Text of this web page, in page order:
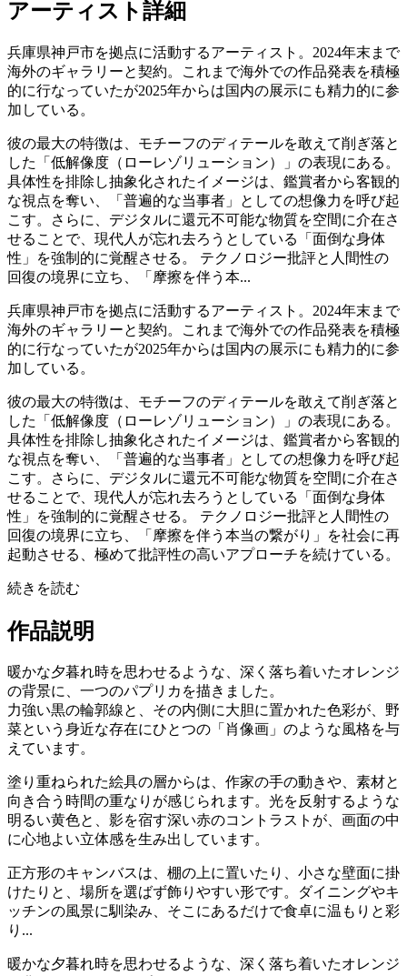
アーティスト詳細
兵庫県神戸市を拠点に活動するアーティスト。2024年末まで
海外のギャラリーと契約。これまで海外での作品発表を積極
的に行なっていたが2025年からは国内の展示にも精力的に参
加している。
彼の最大の特徴は、モチーフのディテールを敢えて削ぎ落と
した「低解像度（ローレゾリューション）」の表現にある。
具体性を排除し抽象化されたイメージは、鑑賞者から客観的
な視点を奪い、「普遍的な当事者」としての想像力を呼び起
こす。さらに、デジタルに還元不可能な物質を空間に介在さ
せることで、現代人が忘れ去ろうとしている「面倒な身体
性」を強制的に覚醒させる。 テクノロジー批評と人間性の
回復の境界に立ち、「摩擦を伴う本...
兵庫県神戸市を拠点に活動するアーティスト。2024年末まで
海外のギャラリーと契約。これまで海外での作品発表を積極
的に行なっていたが2025年からは国内の展示にも精力的に参
加している。
彼の最大の特徴は、モチーフのディテールを敢えて削ぎ落と
した「低解像度（ローレゾリューション）」の表現にある。
具体性を排除し抽象化されたイメージは、鑑賞者から客観的
な視点を奪い、「普遍的な当事者」としての想像力を呼び起
こす。さらに、デジタルに還元不可能な物質を空間に介在さ
せることで、現代人が忘れ去ろうとしている「面倒な身体
性」を強制的に覚醒させる。 テクノロジー批評と人間性の
回復の境界に立ち、「摩擦を伴う本当の繋がり」を社会に再
起動させる、極めて批評性の高いアプローチを続けている。
続きを読む
作品説明
暖かな夕暮れ時を思わせるような、深く落ち着いたオレンジ
の背景に、一つのパプリカを描きました。
力強い黒の輪郭線と、その内側に大胆に置かれた色彩が、野
菜という身近な存在にひとつの「肖像画」のような風格を与
えています。
塗り重ねられた絵具の層からは、作家の手の動きや、素材と
向き合う時間の重なりが感じられます。光を反射するような
明るい黄色と、影を宿す深い赤のコントラストが、画面の中
に心地よい立体感を生み出しています。
正方形のキャンバスは、棚の上に置いたり、小さな壁面に掛
けたりと、場所を選ばず飾りやすい形です。ダイニングやキ
ッチンの風景に馴染み、そこにあるだけで食卓に温もりと彩
り...
暖かな夕暮れ時を思わせるような、深く落ち着いたオレンジ